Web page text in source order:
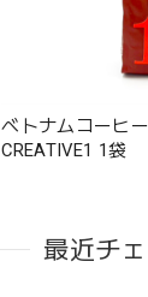
ベトナムコーヒ
CREATIVE1 1袋
最近チ